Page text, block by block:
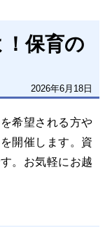
保育の
2026年6月18日
希望される方や
開催します。資
。お気軽にお越